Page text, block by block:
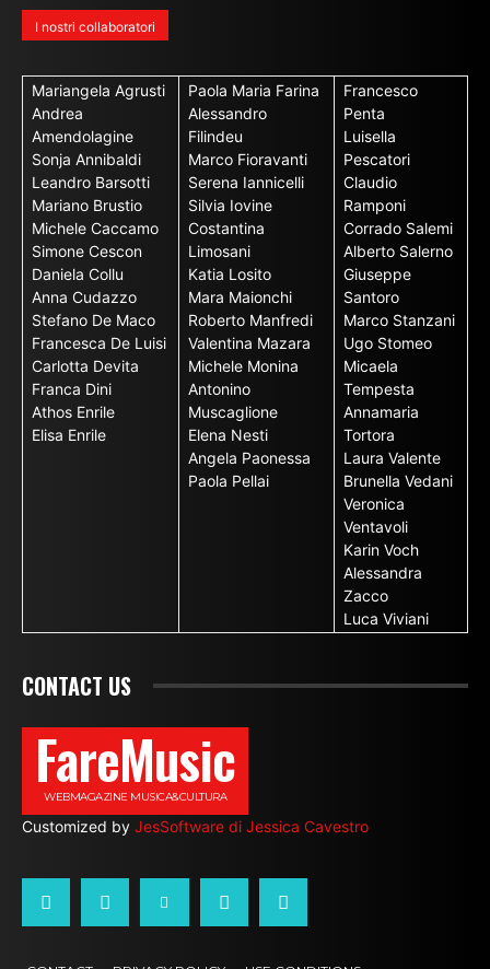
I nostri collaboratori
Mariangela Agrusti
Andrea
Amendolagine
Sonja Annibaldi
Leandro Barsotti
Mariano Brustio
Michele Caccamo
Simone Cescon
Daniela Collu
Anna Cudazzo
Stefano De Maco
Francesca De Luisi
Carlotta Devita
Franca Dini
Athos Enrile
Elisa Enrile
Paola Maria Farina
Alessandro
Filindeu
Marco Fioravanti
Serena Iannicelli
Silvia Iovine
Costantina
Limosani
Katia Losito
Mara Maionchi
Roberto Manfredi
Valentina Mazara
Michele Monina
Antonino
Muscaglione
Elena Nesti
Angela Paonessa
Paola Pellai
Francesco
Penta
Luisella
Pescatori
Claudio
Ramponi
Corrado Salemi
Alberto Salerno
Giuseppe
Santoro
Marco Stanzani
Ugo Stomeo
Micaela
Tempesta
Annamaria
Tortora
Laura Valente
Brunella Vedani
Veronica
Ventavoli
Karin Voch
Alessandra
Zacco
Luca Viviani
CONTACT US
FareMusic
WEBMAGAZINE MUSICA&CULTURA
Customized by JesSoftware di Jessica Cavestro